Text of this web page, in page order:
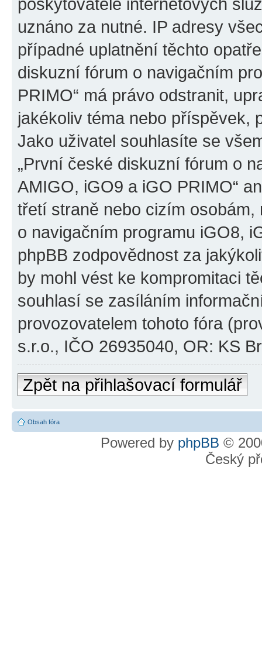
poskytovatele internetových
uznáno za nutné. IP adresy
případné uplatnění těchto
diskuzní fórum o navigačním
PRIMO“ má právo odstranit,
jakékoliv téma nebo příspěvek,
Jako uživatel souhlasíte se
„První české diskuzní fórum o
AMIGO, iGO9 a iGO PRIMO“
třetí straně nebo cizím
o navigačním programu iGO8,
phpBB zodpovědnost za
by mohl vést ke kompromitaci
souhlasí se zasíláním
provozovatelem tohoto fóra
s.r.o., IČO 26935040, OR: KS
Zpět na přihlašovací formulář
Obsah fóra
Powered by phpBB ©
Český